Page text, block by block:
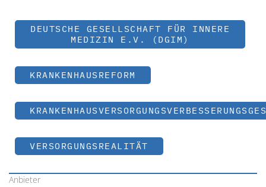
DEUTSCHE GESELLSCHAFT FÜR INNERE
MEDIZIN E.V. (DGIM)
KRANKENHAUSREFORM
VERSORGUNGSREALITÄT
Anbieter